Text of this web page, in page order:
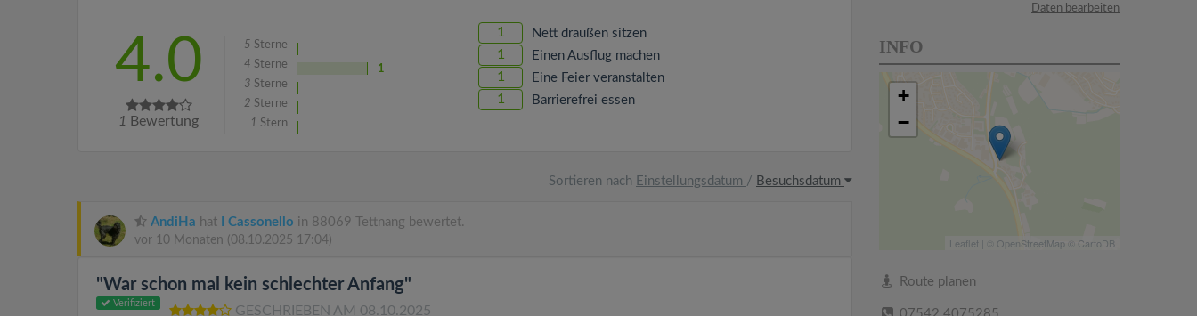
4.0
1 Bewertung
5 Sterne
4 Sterne
1
3 Sterne
2 Sterne
1 Stern
1 Nett draußen sitzen
1 Einen Ausflug machen
1 Eine Feier veranstalten
1 Barrierefrei essen
Sortieren nach Einstellungsdatum / Besuchsdatum
AndiHa hat I Cassonello in 88069 Tettnang bewertet.
vor 10 Monaten (08.10.2025 17:04)
"War schon mal kein schlechter Anfang"
Verifiziert
GESCHRIEBEN AM 08.10.2025
Daten bearbeiten
INFO
+
−
Leaflet | © OpenStreetMap © CartoDB
Route planen